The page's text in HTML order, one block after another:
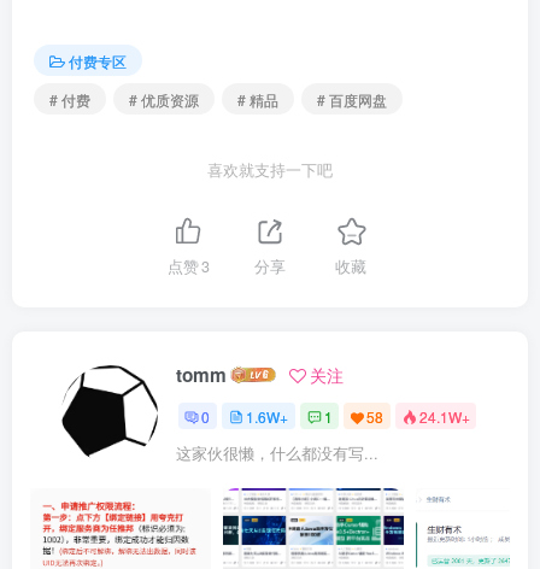
付费专区
# 付费
# 优质资源 # 精品 # 百度网盘
喜欢就支持一下吧
点赞3 分享 收藏
tomm 关注
0 1.6W+ 1 58 24.1W+
这家伙很懒，什么都没有写...